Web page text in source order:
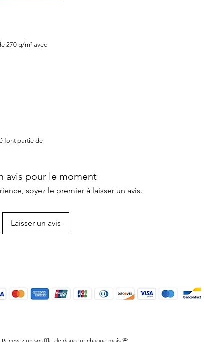
270 g/m² avec
font partie de
avis pour le moment
soyez le premier à laisser un avis.
Laisser un avis
| Recevez un souffle de douceur chaque mois 🌸